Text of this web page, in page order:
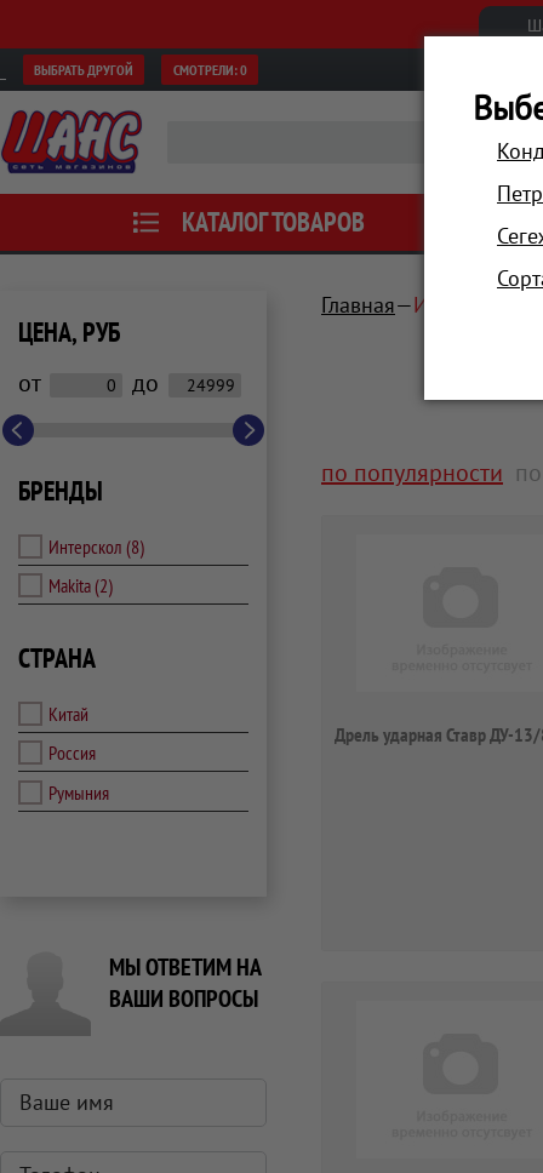
ВЫБРАТЬ ДРУГОЙ СМОТРЕЛИ:0
КАТАЛОГ ТОВАРОВ АКЦИИ
ЦЕНА, РУБ
от до
БРЕНДЫ
Интерскол (8)
Makita(2)
СТРАНА
Китай
Россия
Румыния
МЫ ОТВЕТИМ НА
ВАШИ ВОПРОСЫ
Главная Инструмент,
по популярности
Дрель ударная Ставр ДУ-